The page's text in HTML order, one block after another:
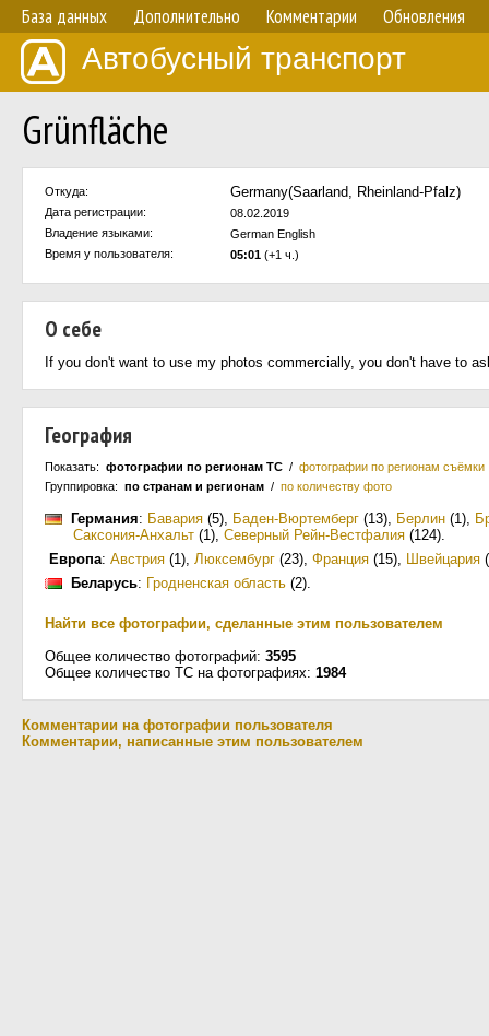
База данных Дополнительно Комментарии Обновления
Автобусный транспорт
Grünfläche
Откуда: Germany(Saarland, Rheinland-Pfalz)
Дата регистрации:
08.02.2019
Владение языками:
German English
Время у пользователя:
05:01 (+1 ч.)
О себе
If you don't want to use my photos commercially, you don't have to
География
Показать: фотографии по регионам ТС / фотографии по регионам съёмки
Группировка: по странам и регионам / по количеству фото
Германия: Бавария (5), Баден-Вюртемберг (13), Берлин (1),
Саксония-Анхальт (1), Северный Рейн-Вестфалия (124).
Европа: Австрия (1), Люксембург (23), Франция (15), Швейцария
Беларусь: Гродненская область (2).
Найти все фотографии, сделанные этим пользователем
Общее количество фотографий: 3595
Общее количество ТС на фотографиях: 1984
Комментарии на фотографии пользователя
Комментарии, написанные этим пользователем